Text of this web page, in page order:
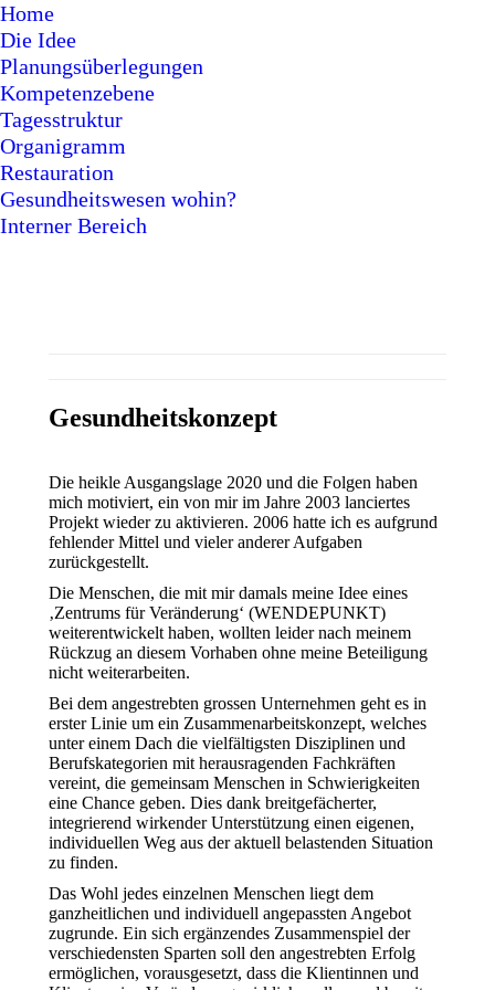
Home
Die Idee
Planungsüberlegungen
Kompetenzebene
Tagesstruktur
Organigramm
Restauration
Gesundheitswesen wohin?
Interner Bereich
Gesundheitskonzept
Die heikle Ausgangslage 2020 und die Folgen haben
mich motiviert, ein von mir im Jahre 2003 lanciertes
Projekt wieder zu aktivieren. 2006 hatte ich es aufgrund
fehlender Mittel und vieler anderer Aufgaben
zurückgestellt.
Die Menschen, die mit mir damals meine Idee eines
‚Zentrums für Veränderung‘ (WENDEPUNKT)
weiterentwickelt haben, wollten leider nach meinem
Rückzug an diesem Vorhaben ohne meine Beteiligung
nicht weiterarbeiten.
Bei dem angestrebten grossen Unternehmen geht es in
erster Linie um ein Zusammenarbeitskonzept, welches
unter einem Dach die vielfältigsten Disziplinen und
Berufskategorien mit herausragenden Fachkräften
vereint, die gemeinsam Menschen in Schwierigkeiten
eine Chance geben. Dies dank breitgefächerter,
integrierend wirkender Unterstützung einen eigenen,
individuellen Weg aus der aktuell belastenden Situation
zu finden.
Das Wohl jedes einzelnen Menschen liegt dem
ganzheitlichen und individuell angepassten Angebot
zugrunde. Ein sich ergänzendes Zusammenspiel der
verschiedensten Sparten soll den angestrebten Erfolg
ermöglichen, vorausgesetzt, dass die Klientinnen und